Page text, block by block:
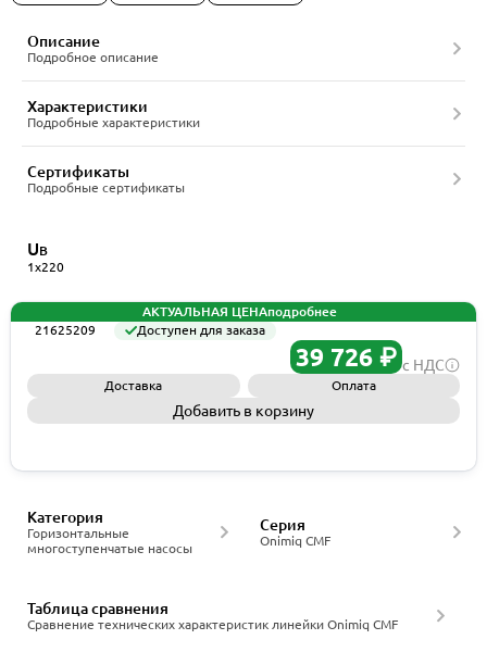
Описание
Подробное описание
Характеристики
Подробные характеристики
Сертификаты
Подробные сертификаты
UВ
1x220
АКТУАЛЬНАЯ ЦЕНАподробнее
21625209
Доступен для заказа
39 726 ₽ с НДС
Доставка Оплата
Добавить в корзину
Горизонтальные
многоступенчатые насосы
Категория
Onimiq CMF
Серия
Сравнение технических характеристик линейки Onimiq CMF
Таблица сравнения